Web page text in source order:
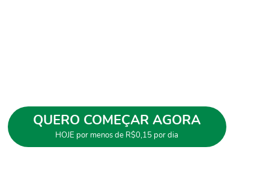
QUERO COMEÇAR AGORA
HOJE por menos de R$0,15 por dia